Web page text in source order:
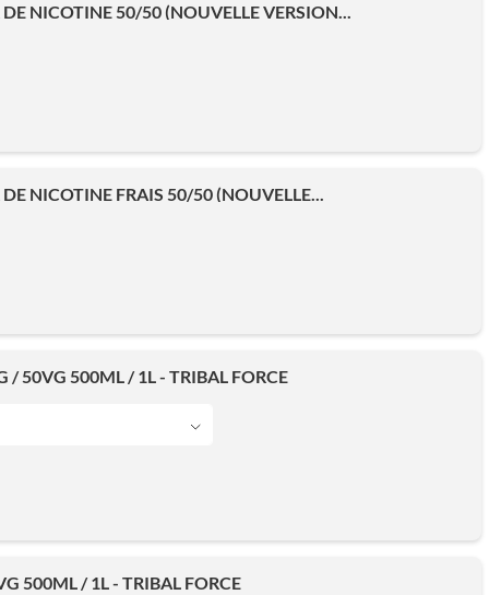
NICOTINE 50/50 (NOUVELLE VERSION...
NICOTINE FRAIS 50/50 (NOUVELLE...
/ 50VG 500ML / 1L - TRIBAL FORCE
500ML / 1L - TRIBAL FORCE